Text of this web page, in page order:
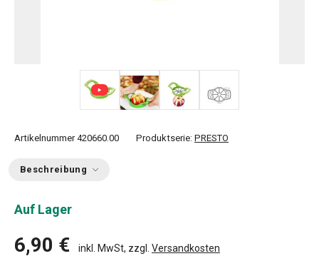
Artikelnummer 420660.00 Produktserie: PRESTO
Beschreibung
Auf Lager
6,90 € inkl. MwSt, zzgl. Versandkosten